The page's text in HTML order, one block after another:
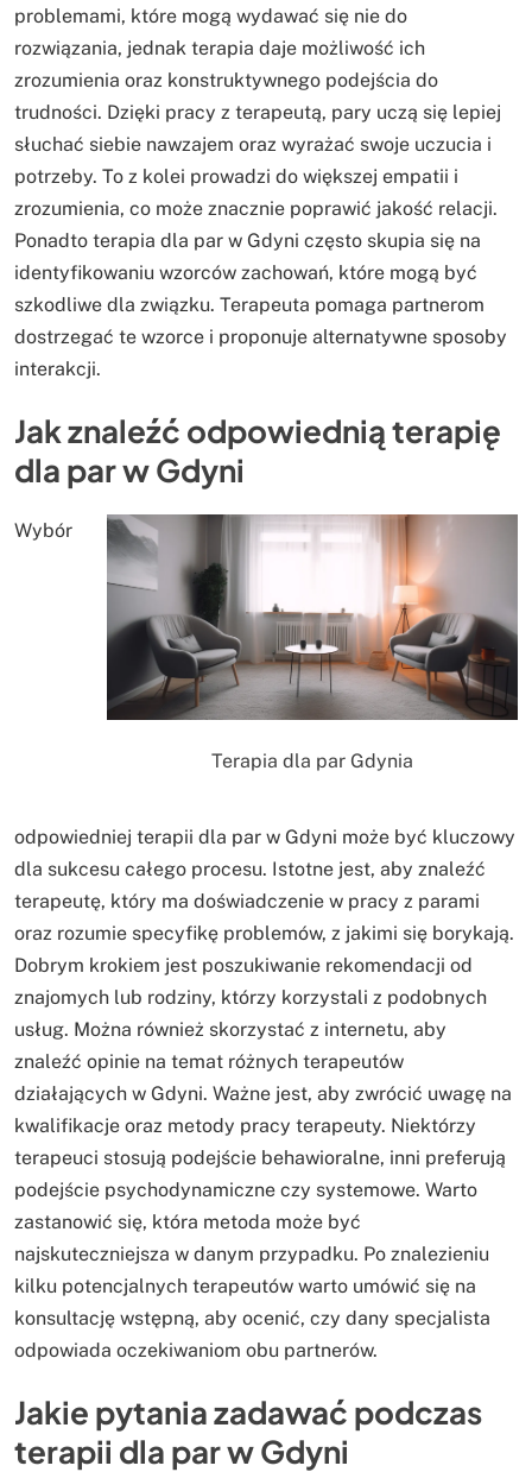
problemami, które mogą wydawać się nie do
rozwiązania, jednak terapia daje możliwość ich
zrozumienia oraz konstruktywnego podejścia do
trudności. Dzięki pracy z terapeutą, pary uczą się lepiej
słuchać siebie nawzajem oraz wyrażać swoje uczucia i
potrzeby. To z kolei prowadzi do większej empatii i
zrozumienia, co może znacznie poprawić jakość relacji.
Ponadto terapia dla par w Gdyni często skupia się na
identyfikowaniu wzorców zachowań, które mogą być
szkodliwe dla związku. Terapeuta pomaga partnerom
dostrzegać te wzorce i proponuje alternatywne sposoby
interakcji.
Jak znaleźć odpowiednią terapię
dla par w Gdyni
Terapia dla par Gdynia
Wybór
odpowiedniej terapii dla par w Gdyni może być kluczowy
dla sukcesu całego procesu. Istotne jest, aby znaleźć
terapeutę, który ma doświadczenie w pracy z parami
oraz rozumie specyfikę problemów, z jakimi się borykają.
Dobrym krokiem jest poszukiwanie rekomendacji od
znajomych lub rodziny, którzy korzystali z podobnych
usług. Można również skorzystać z internetu, aby
znaleźć opinie na temat różnych terapeutów
działających w Gdyni. Ważne jest, aby zwrócić uwagę na
kwalifikacje oraz metody pracy terapeuty. Niektórzy
terapeuci stosują podejście behawioralne, inni preferują
podejście psychodynamiczne czy systemowe. Warto
zastanowić się, która metoda może być
najskuteczniejsza w danym przypadku. Po znalezieniu
kilku potencjalnych terapeutów warto umówić się na
konsultację wstępną, aby ocenić, czy dany specjalista
odpowiada oczekiwaniom obu partnerów.
Jakie pytania zadawać podczas
terapii dla par w Gdyni